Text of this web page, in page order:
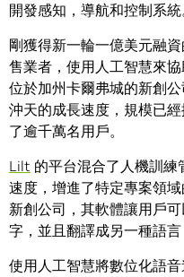
開發感知，導航和控制系統
剛獲得新一輪一億美元融資
售業者，使用人工智慧來
位於加州卡爾弗城的新創
沖天的成長速度，規模已
了逾千萬名用戶。
Lilt 的平台混合了人機訓
速度，增進了特定專案領
新創公司，其軟體讓用戶
字，並且翻譯成另一種語言
使用人工智慧將數位化語